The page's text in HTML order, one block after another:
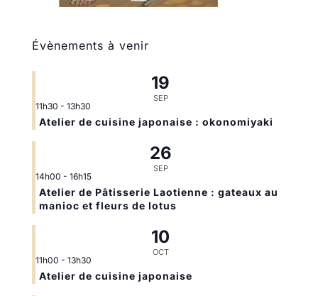
Évènements à venir
19
SEP
11h30 - 13h30
Atelier de cuisine japonaise : okonomiyaki
26
SEP
14h00 - 16h15
Atelier de Pâtisserie Laotienne : gateaux au
manioc et fleurs de lotus
10
OCT
11h00 - 13h30
Atelier de cuisine japonaise